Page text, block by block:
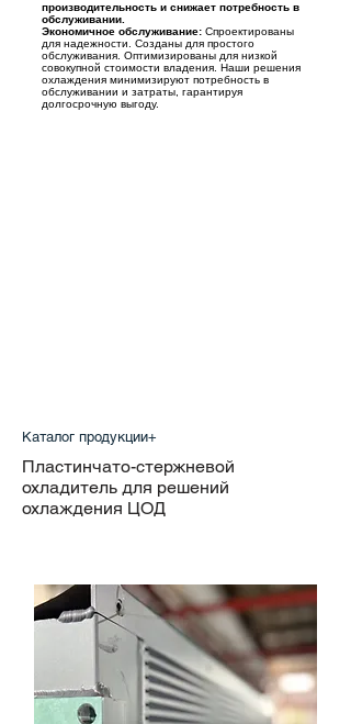
производительность и снижает потребность в
обслуживании.
Экономичное обслуживание: Спроектированы
для надежности. Созданы для простого
обслуживания. Оптимизированы для низкой
совокупной стоимости владения. Наши решения
охлаждения минимизируют потребность в
обслуживании и затраты, гарантируя
долгосрочную выгоду.
Каталог продукции+
Пластинчато-стержневой
охладитель для решений
охлаждения ЦОД